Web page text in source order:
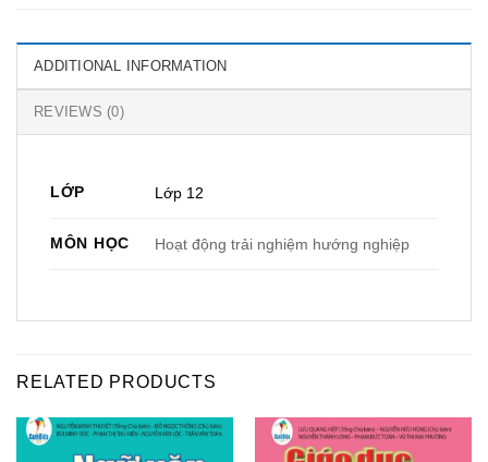
ADDITIONAL INFORMATION
REVIEWS (0)
LỚP Lớp 12
MÔN HỌC Hoạt động trải nghiệm hướng nghiệp
RELATED PRODUCTS